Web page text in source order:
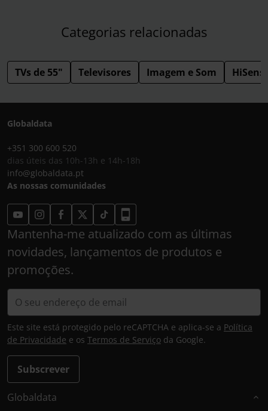
Categorias relacionadas
TVs de 55" Televisores Imagem e Som
Globaldata
+351 300 600 520
dias úteis das 10h-13h e 14h-18h
info@globaldata.pt
As nossas comunidades
Mantenha-me atualizado com as últimas
novidades, lançamentos de produtos e
promoções.
Subscrever
Este site está protegido pelo reCAPTCHA e aplica-se a Política
de Privacidade e os Termos de Serviço da Google.
Globaldata